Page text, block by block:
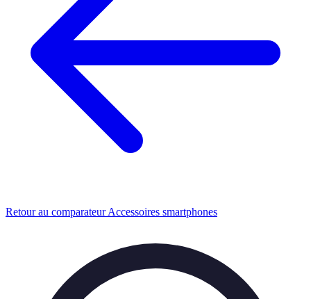
Retour au comparateur Accessoires smartphones